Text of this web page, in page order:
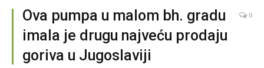
Ova pumpa u malom bh. gradu
imala je drugu najveću prodaju
goriva u Jugoslaviji
0